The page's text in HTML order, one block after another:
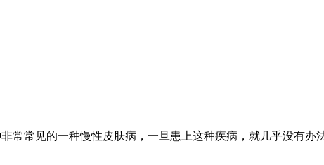
常常见的一种慢性皮肤病，一旦患上这种疾病，就几乎没有